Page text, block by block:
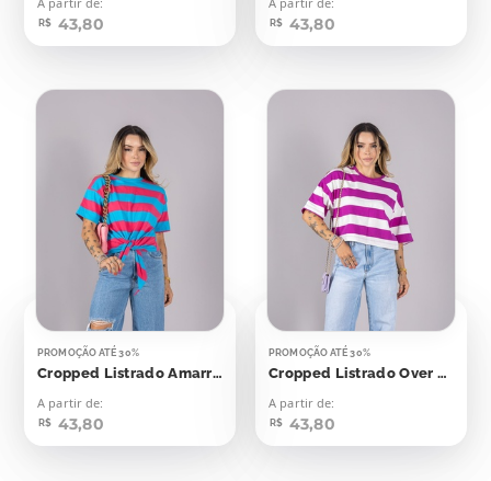
R$ 43,80 R$ 43,80
PROMOÇÃO ATÉ 30%
Cropped Listrado Amarração Azul Com Rosa
A partir de:
R$ 43,80
PROMOÇÃO ATÉ 30%
Cropped Listrado Over Roxo Com Off
A partir de:
R$ 43,80